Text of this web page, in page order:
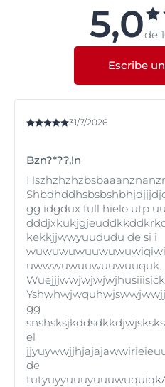
5,0de
Escribe
31/7/2026
Bzn?*??,!n
gg idgdux full hielo utp
kekkjjwwyuududu de si i
uwwwuwuuwuuwuuquk.
gg
el
de